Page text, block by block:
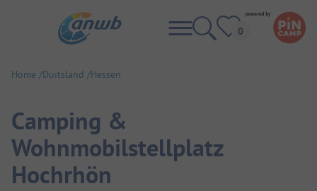
Home Duitsland Hessen
Camping &
Wohnmobilstellplatz
Hochrhön